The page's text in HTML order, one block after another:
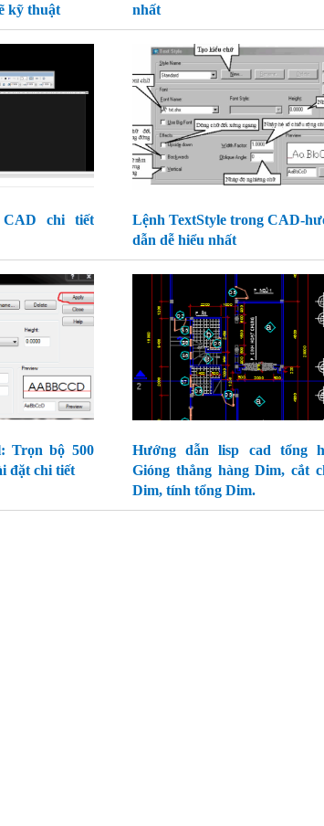
kỹ thuật
nhất
chi tiết
Lệnh TextStyle trong CAD-
dẫn dễ hiểu nhất
Trọn bộ 500
đặt chi tiết
Hướng dẫn lisp cad tổng
Gióng thẳng hàng Dim, cắt
Dim, tính tổng Dim.